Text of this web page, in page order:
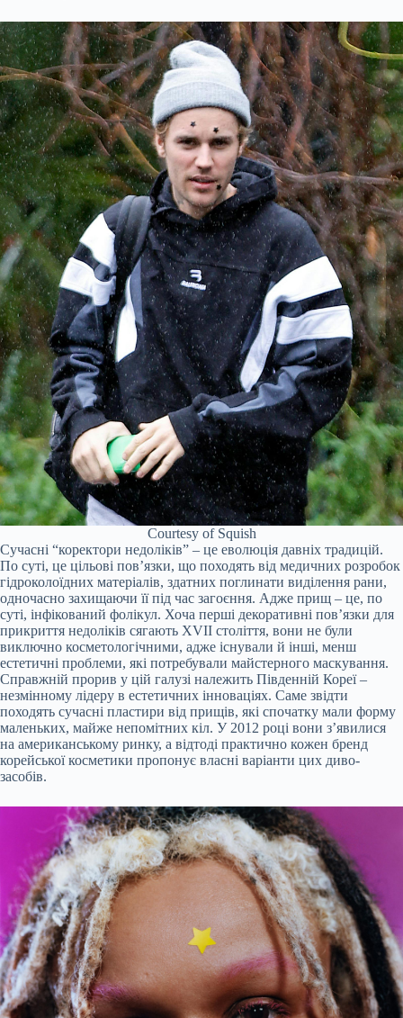
Courtesy of Squish
Сучасні “коректори недоліків” – це еволюція давніх традицій.
По суті, це цільові пов’язки, що походять від медичних розробок
гідроколоїдних матеріалів, здатних поглинати виділення рани,
одночасно захищаючи її під час загоєння. Адже прищ – це, по
суті, інфікований фолікул. Хоча перші декоративні пов’язки для
прикриття недоліків сягають XVII століття, вони не були
виключно косметологічними, адже існували й інші, менш
естетичні проблеми, які потребували майстерного маскування.
Справжній прорив у цій галузі належить Південній Кореї –
незмінному лідеру в естетичних інноваціях. Саме звідти
походять сучасні пластири від прищів, які спочатку мали форму
маленьких, майже непомітних кіл. У 2012 році вони з’явилися
на американському ринку, а відтоді практично кожен бренд
корейської косметики пропонує власні варіанти цих диво-
засобів.